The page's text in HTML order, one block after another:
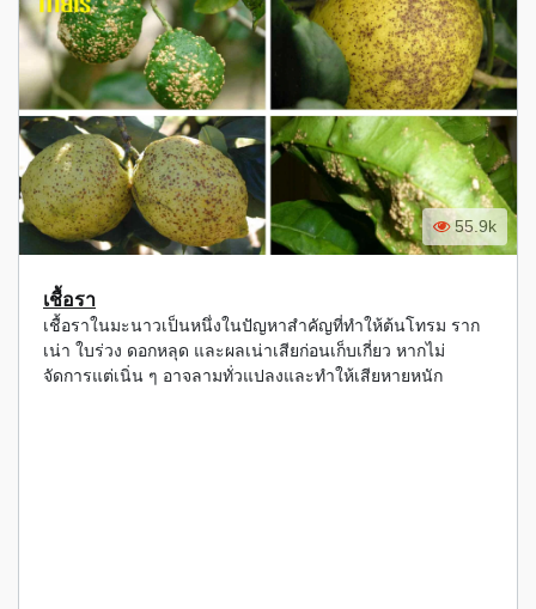
55.9k
เชื้อรา
เชื้อราในมะนาวเป็นหนึ่งในปัญหาสำคัญที่ทำให้ต้นโทรม ราก
เน่า ใบร่วง ดอกหลุด และผลเน่าเสียก่อนเก็บเกี่ยว หากไม่
จัดการแต่เนิ่น ๆ อาจลามทั่วแปลงและทำให้เสียหายหนัก